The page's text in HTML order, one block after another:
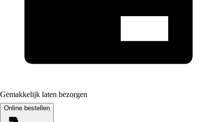
Gemakkelijk laten bezorgen
Online bestellen